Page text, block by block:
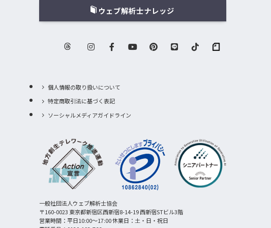
ウェブ解析士ナレッジ
個人情報の取り扱いについて
特定商取引法に基づく表記
ソーシャルメディアガイドライン
一般社団法人ウェブ解析士協会
〒160-0023 東京都新宿区西新宿8-14-19 西新宿STビル3階
営業時間：平日10:00〜17:00 休業日：土・日・祝日